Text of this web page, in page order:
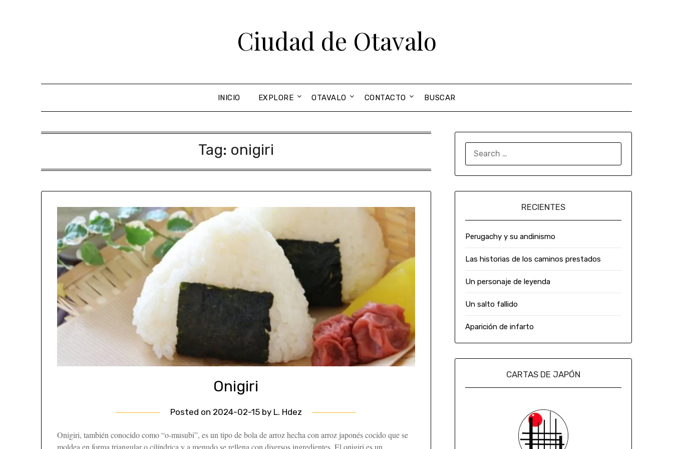
Ciudad de Otavalo
INICIO EXPLORE OTAVALO CONTACTO BUSCAR
Tag: onigiri
Onigiri
Posted on 2024-02-15by L. Hdez
Onigiri, también conocido como “o-musubi”, es un tipo de bola de arroz hecha con arroz japonés cocido que se
moldea en forma triangular o cilíndrica y a menudo se rellena con diversos ingredientes. El onigiri es un
RECIENTES
Perugachy y su andinismo
Las historias de los caminos prestados
Un personaje de leyenda
Un salto fallido
Aparición de infarto
CARTAS DE JAPÓN